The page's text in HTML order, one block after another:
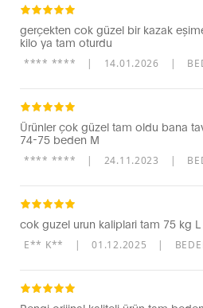
gerçekten cok güzel bir kazak
kilo ya tam oturdu
**** **** | 14.01.2026 |
Ürünler çok güzel tam oldu bana
74-75 beden M
**** **** | 24.11.2023 |
cok guzel urun kaliplari tam 75 kg
E** K** | 01.12.2025 |